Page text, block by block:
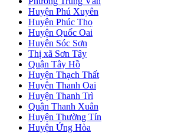
Huyện Phú Xuyên
Huyện Phúc Thọ
Huyện Quốc Oai
Huyện Sóc Sơn
Thị xã Sơn Tây
Quận Tây Hồ
Huyện Thạch Thất
Huyện Thanh Oai
Huyện Thanh Trì
Quận Thanh Xuân
Huyện Thường Tín
Huyện Ứng Hòa